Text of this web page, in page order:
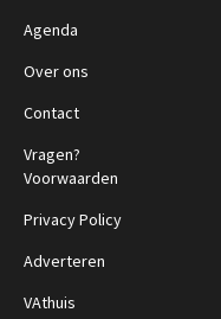
Agenda
Over ons
Contact
Vragen?
Voorwaarden
Privacy Policy
Adverteren
VAthuis